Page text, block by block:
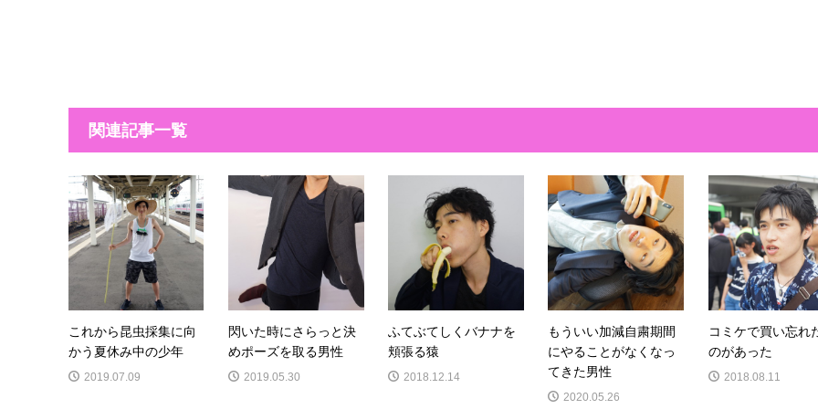
関連記事一覧
これから昆虫採集に向
かう夏休み中の少年
2019.07.09
閃いた時にさらっと決
めポーズを取る男性
2019.05.30
ふてぶてしくバナナを
頬張る猿
2018.12.14
もういい加減自粛期間
にやることがなくなっ
てきた男性
2020.05.26
コミケで買い忘れ
のがあった
2018.08.11